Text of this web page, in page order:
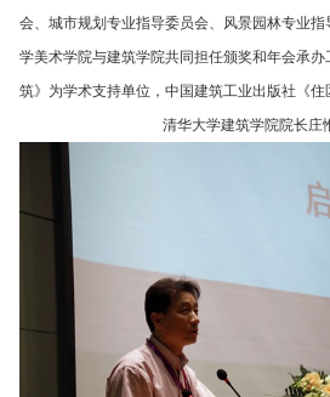
会、城市规划专业指导委员会、风景园林专业
学美术学院与建筑学院共同担任颁奖和年会承
筑》为学术支持单位，中国建筑工业出版社《住
清华大学建筑学院院长庄